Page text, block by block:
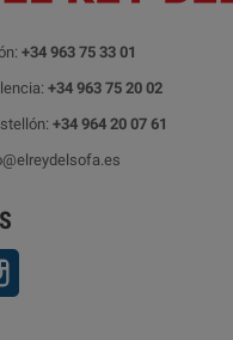
+34 963 75 33 01
+34 963 75 20 02
+34 964 20 07 61